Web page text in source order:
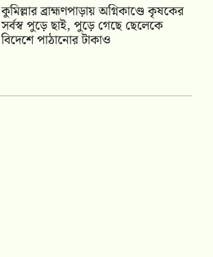
কুমিল্লার ব্রাহ্মণপাড়ায় অগ্নিকাণ্ডে কৃষকের
সর্বস্ব পুড়ে ছাই, পুড়ে গেছে ছেলেকে
বিদেশে পাঠানোর টাকাও